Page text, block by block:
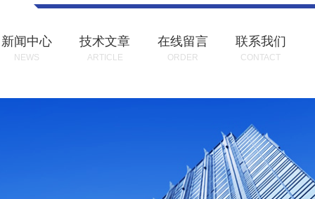
新闻中心
NEWS
技术文章
ARTICLE
在线留言
ORDER
联系我们
CONTACT